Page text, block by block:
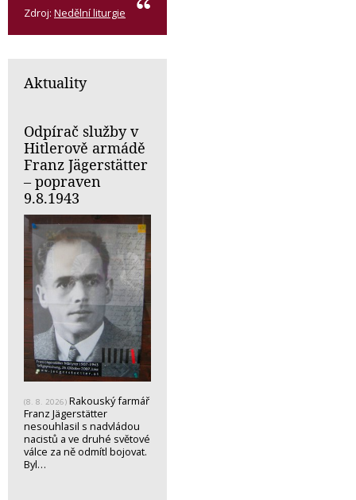
Zdroj: Nedělní liturgie
Aktuality
Odpírač služby v
Hitlerově armádě
Franz Jägerstätter
– popraven
9.8.1943
(8. 8. 2026) Rakouský farmář
Franz Jägerstätter
nesouhlasil s nadvládou
nacistů a ve druhé světové
válce za ně odmítl bojovat.
Byl…